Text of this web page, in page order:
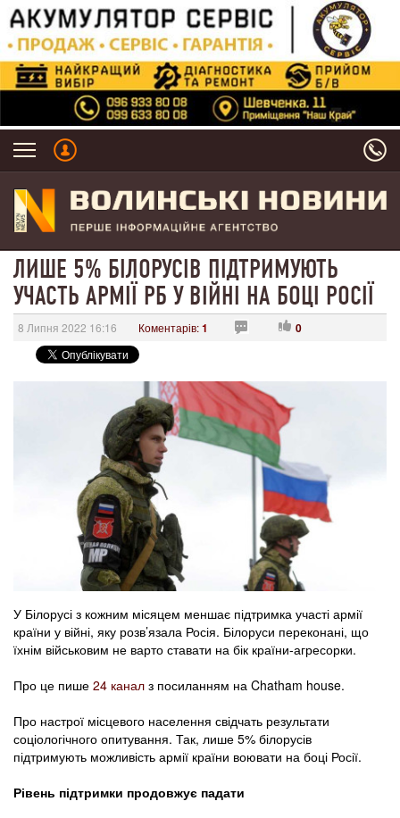
ЛИШЕ 5% БІЛОРУСІВ ПІДТРИМУЮТЬ
УЧАСТЬ АРМІЇ РБ У ВІЙНІ НА БОЦІ РОСІЇ
8 Липня 2022 16:16 Коментарів:1 0
У Білорусі з кожним місяцем меншає підтримка участі армії
країни у війні, яку розв’язала Росія. Білоруси переконані, що
їхнім військовим не варто ставати на бік країни-агресорки.
Про це пише 24 канал з посиланням на Chatham house.
Про настрої місцевого населення свідчать результати
соціологічного опитування. Так, лише 5% білорусів
підтримують можливість армії країни воювати на боці Росії.
Рівень підтримки продовжує падати